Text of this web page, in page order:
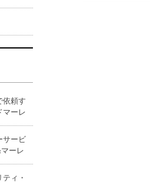
依頼す
マーレ
サービ
ーレ
ィ・